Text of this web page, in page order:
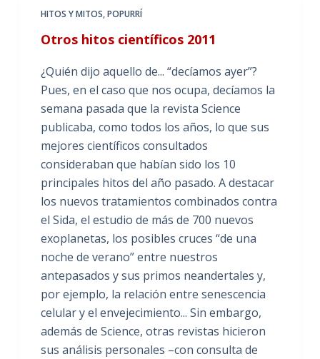
HITOS Y MITOS,POPURRÍ
Otros hitos científicos 2011
¿Quién dijo aquello de... “decíamos ayer”?
Pues, en el caso que nos ocupa, decíamos la
semana pasada que la revista Science
publicaba, como todos los años, lo que sus
mejores científicos consultados
consideraban que habían sido los 10
principales hitos del año pasado. A destacar
los nuevos tratamientos combinados contra
el Sida, el estudio de más de 700 nuevos
exoplanetas, los posibles cruces “de una
noche de verano” entre nuestros
antepasados y sus primos neandertales y,
por ejemplo, la relación entre senescencia
celular y el envejecimiento... Sin embargo,
además de Science, otras revistas hicieron
sus análisis personales –con consulta de